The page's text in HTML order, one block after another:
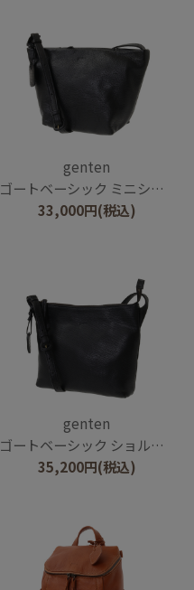
genten
ゴートベーシック ミニショルダー
33,000円(税込)
genten
ゴートベーシック ショルダーバッグ
35,200円(税込)